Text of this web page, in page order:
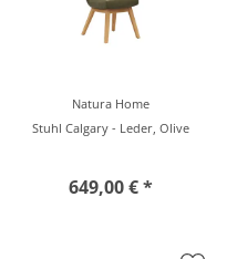
Natura Home
Stuhl Calgary - Leder, Olive
649,00 € *